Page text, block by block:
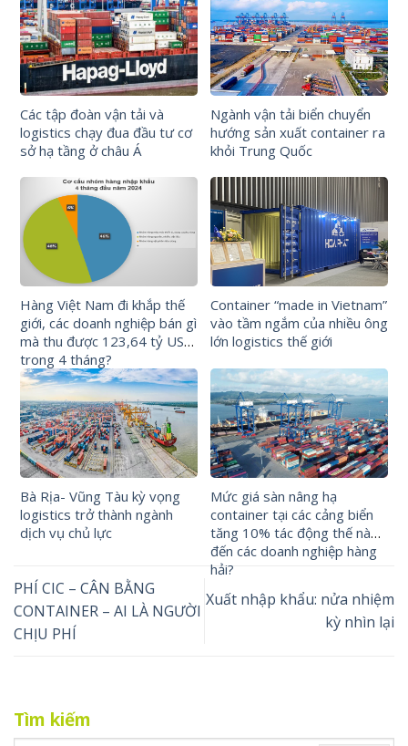
Các tập đoàn vận tải và
logistics chạy đua đầu tư cơ
sở hạ tầng ở châu Á
Ngành vận tải biển chuyển
hướng sản xuất container ra
khỏi Trung Quốc
Hàng Việt Nam đi khắp thế
giới, các doanh nghiệp bán gì
mà thu được 123,64 tỷ USD
trong 4 tháng?
Container “made in Vietnam”
vào tầm ngắm của nhiều ông
lớn logistics thế giới
Bà Rịa- Vũng Tàu kỳ vọng
logistics trở thành ngành
dịch vụ chủ lực
Mức giá sàn nâng hạ
container tại các cảng biển
tăng 10% tác động thế nào
đến các doanh nghiệp hàng
hải?
PHÍ CIC – CÂN BẰNG
CONTAINER – AI LÀ NGƯỜI
CHỊU PHÍ
Xuất nhập khẩu: nửa nhiệm
kỳ nhìn lại
Tìm kiếm